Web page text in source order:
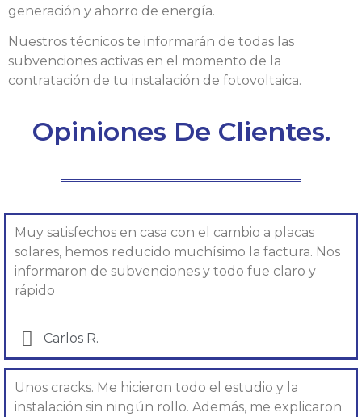
generación y ahorro de energía.
Nuestros técnicos te informarán de todas las
subvenciones activas en el momento de la
contratación de tu instalación de fotovoltaica.
Opiniones De Clientes.
Muy satisfechos en casa con el cambio a placas
solares, hemos reducido muchísimo la factura. Nos
informaron de subvenciones y todo fue claro y
rápido
Carlos R.
Unos cracks. Me hicieron todo el estudio y la
instalación sin ningún rollo. Además, me explicaron